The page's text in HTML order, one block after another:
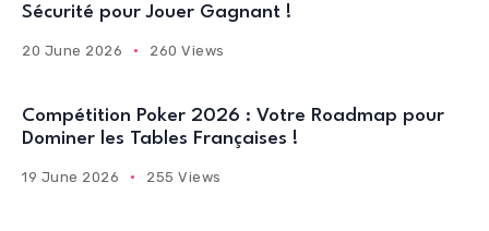
Sécurité pour Jouer Gagnant !
20 June 2026 260 Views
Compétition Poker 2026 : Votre Roadmap pour
Dominer les Tables Françaises !
19 June 2026 255 Views